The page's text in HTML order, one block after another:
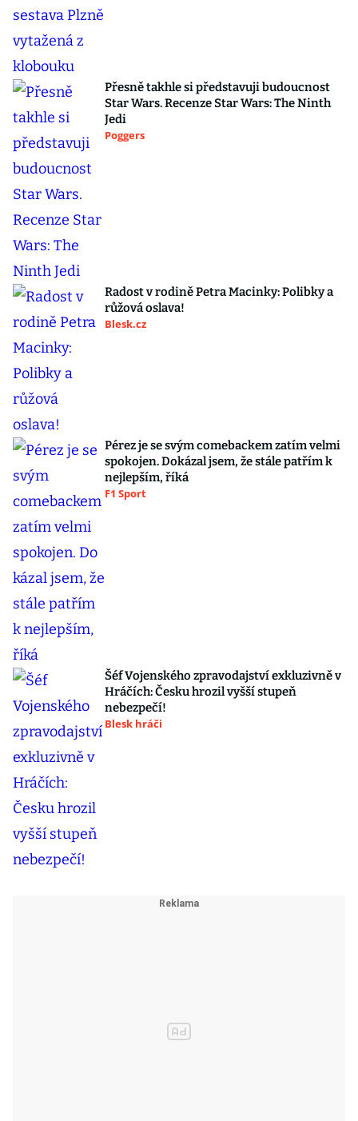
Přesně takhle si představuji budoucnost
Star Wars. Recenze Star Wars: The Ninth
Jedi
Poggers
Radost v rodině Petra Macinky: Polibky a
růžová oslava!
Blesk.cz
Pérez je se svým comebackem zatím velmi
spokojen. Dokázal jsem, že stále patřím k
nejlepším, říká
F1 Sport
Šéf Vojenského zpravodajství exkluzivně v
Hráčích: Česku hrozil vyšší stupeň
nebezpečí!
Blesk hráči